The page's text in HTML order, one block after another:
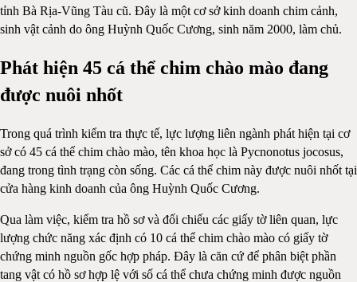
tỉnh Bà Rịa-Vũng Tàu cũ. Đây là một cơ sở kinh doanh chim cảnh,
sinh vật cảnh do ông Huỳnh Quốc Cương, sinh năm 2000, làm chủ.
Phát hiện 45 cá thể chim chào mào đang
được nuôi nhốt
Trong quá trình kiểm tra thực tế, lực lượng liên ngành phát hiện tại cơ
sở có 45 cá thể chim chào mào, tên khoa học là Pycnonotus jocosus,
đang trong tình trạng còn sống. Các cá thể chim này được nuôi nhốt tại
cửa hàng kinh doanh của ông Huỳnh Quốc Cương.
Qua làm việc, kiểm tra hồ sơ và đối chiếu các giấy tờ liên quan, lực
lượng chức năng xác định có 10 cá thể chim chào mào có giấy tờ
chứng minh nguồn gốc hợp pháp. Đây là căn cứ để phân biệt phần
tang vật có hồ sơ hợp lệ với số cá thể chưa chứng minh được nguồn